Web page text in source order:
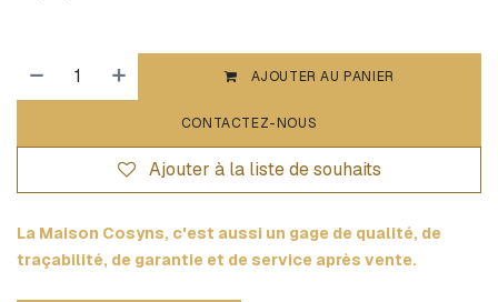
AJOUTER AU PANIER
CONTACTEZ-NOUS
Ajouter à la liste de souhaits
La Maison Cosyns, c'est aussi un gage de qualité, de
traçabilité, de garantie et de service après vente.